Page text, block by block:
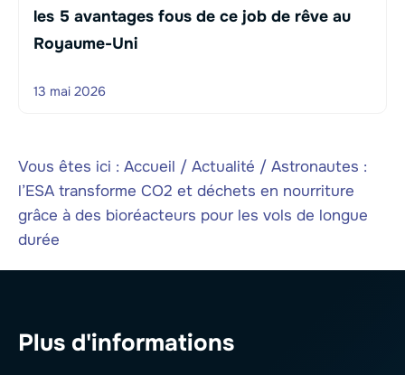
les 5 avantages fous de ce job de rêve au
Royaume-Uni
13 mai 2026
Vous êtes ici : Accueil / Actualité / Astronautes :
l’ESA transforme CO2 et déchets en nourriture
grâce à des bioréacteurs pour les vols de longue
durée
Plus d'informations